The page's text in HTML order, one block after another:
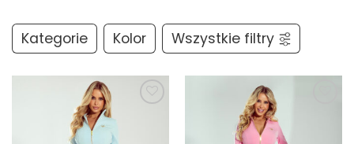
Kategorie Kolor Wszystkie filtry